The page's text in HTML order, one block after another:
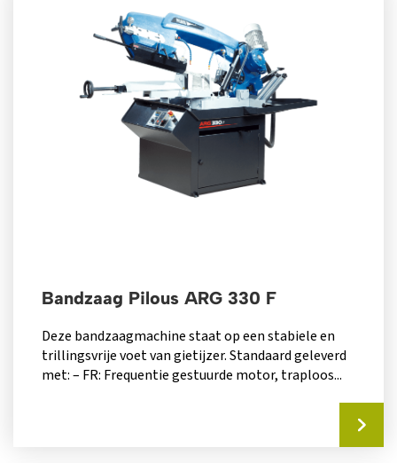
Bandzaag Pilous ARG 330 F
Deze bandzaagmachine staat op een stabiele en
trillingsvrije voet van gietijzer. Standaard geleverd
met: – FR: Frequentie gestuurde motor, traploos...